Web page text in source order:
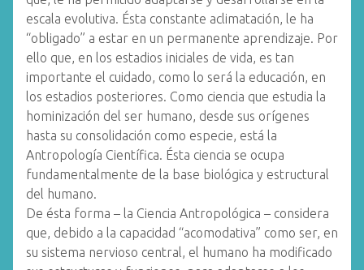
escala evolutiva. Ésta constante aclimatación, le ha
“obligado” a estar en un permanente aprendizaje. Por
ello que, en los estadios iniciales de vida, es tan
importante el cuidado, como lo será la educación, en
los estadios posteriores. Como ciencia que estudia la
hominización del ser humano, desde sus orígenes
hasta su consolidación como especie, está la
Antropología Científica. Ésta ciencia se ocupa
fundamentalmente de la base biológica y estructural
del humano.
De ésta forma – la Ciencia Antropológica – considera
que, debido a la capacidad “acomodativa” como ser, en
su sistema nervioso central, el humano ha modificado